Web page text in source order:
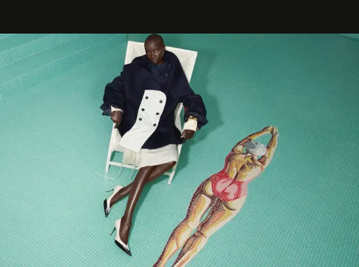
un’impronta indelebile nella storia della moda.